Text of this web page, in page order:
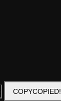
COPYCOPIED!